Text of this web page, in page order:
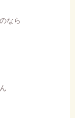
なら